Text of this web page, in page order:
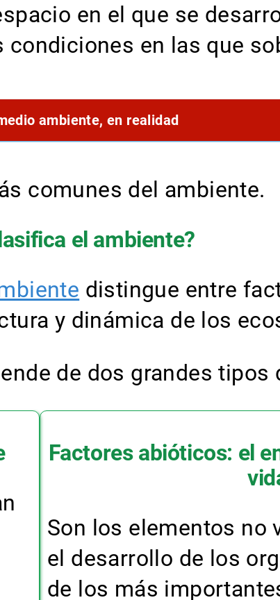
en el que se
en las que
ambiente, en realidad
comunes del ambiente.
el ambiente?
distingue entre
y dinámica de los
de dos grandes tipos
Factores abióticos: el
Son los elementos no
el desarrollo de los
de los más